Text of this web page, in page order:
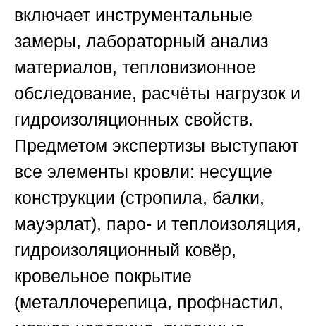
включает инструментальные
замеры, лабораторный анализ
материалов, тепловизионное
обследование, расчёты нагрузок и
гидроизоляционных свойств.
Предметом экспертизы выступают
все элементы кровли: несущие
конструкции (стропила, балки,
мауэрлат), паро- и теплоизоляция,
гидроизоляционный ковёр,
кровельное покрытие
(металлочерепица, профнастил,